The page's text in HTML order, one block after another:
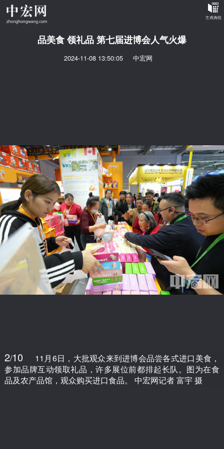
品美食 领礼品 第七届进博会人气火爆
2024-11-08 13:50:05 中宏网
2/10
11月6日，大批观众来到进博会品尝各式进口美食，
参加品牌互动领取礼品，许多展位前都排起长队。图为在食
品及农产品馆，观众购买进口食品。 中宏网记者 富宇 摄